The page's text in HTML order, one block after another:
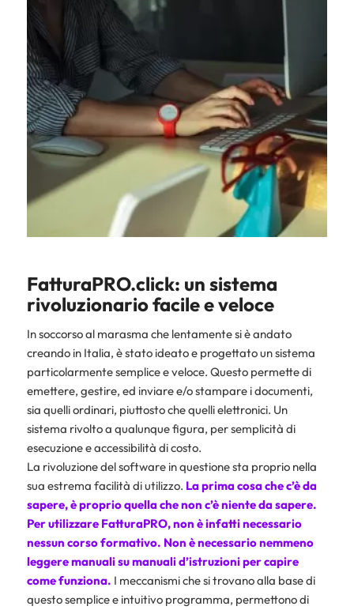
FatturaPRO.click: un sistema
rivoluzionario facile e veloce
In soccorso al marasma che lentamente si è andato
creando in Italia, è stato ideato e progettato un sistema
particolarmente semplice e veloce. Questo permette di
emettere, gestire, ed inviare e/o stampare i documenti,
sia quelli ordinari, piuttosto che quelli elettronici. Un
sistema rivolto a qualunque figura, per semplicità di
esecuzione e accessibilità di costo.
La rivoluzione del software in questione sta proprio nella
sua estrema facilità di utilizzo. La prima cosa che c’è da
sapere, è proprio quella che non c’è niente da sapere.
Per utilizzare FatturaPRO, non è infatti necessario
nessun corso formativo. Non è necessario nemmeno
leggere manuali su manuali d’istruzioni per capire
come funziona. I meccanismi che si trovano alla base di
questo semplice e intuitivo programma, permettono di